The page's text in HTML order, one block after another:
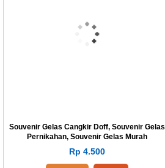
Souvenir Gelas Cangkir Doff, Souvenir Gelas
Pernikahan, Souvenir Gelas Murah
Rp 4.500